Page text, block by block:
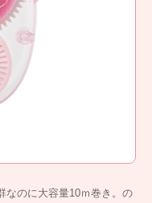
なのに大容量10ｍ巻き。の